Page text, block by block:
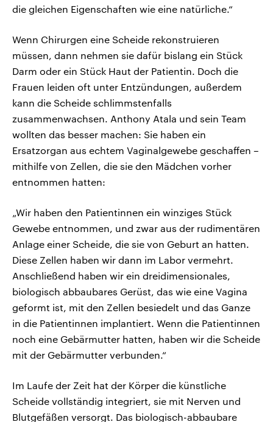
die gleichen Eigenschaften wie eine natürliche.“
Wenn Chirurgen eine Scheide rekonstruieren
müssen, dann nehmen sie dafür bislang ein Stück
Darm oder ein Stück Haut der Patientin. Doch die
Frauen leiden oft unter Entzündungen, außerdem
kann die Scheide schlimmstenfalls
zusammenwachsen. Anthony Atala und sein Team
wollten das besser machen: Sie haben ein
Ersatzorgan aus echtem Vaginalgewebe geschaffen –
mithilfe von Zellen, die sie den Mädchen vorher
entnommen hatten:
„Wir haben den Patientinnen ein winziges Stück
Gewebe entnommen, und zwar aus der rudimentären
Anlage einer Scheide, die sie von Geburt an hatten.
Diese Zellen haben wir dann im Labor vermehrt.
Anschließend haben wir ein dreidimensionales,
biologisch abbaubares Gerüst, das wie eine Vagina
geformt ist, mit den Zellen besiedelt und das Ganze
in die Patientinnen implantiert. Wenn die Patientinnen
noch eine Gebärmutter hatten, haben wir die Scheide
mit der Gebärmutter verbunden.“
Im Laufe der Zeit hat der Körper die künstliche
Scheide vollständig integriert, sie mit Nerven und
Blutgefäßen versorgt. Das biologisch-abbaubare